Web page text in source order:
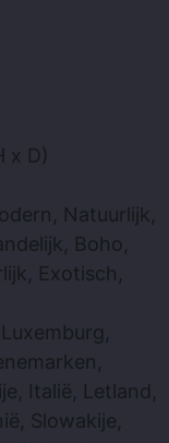
x D)
Natuurlijk,
Boho,
Exotisch,
Italië, Letland,
Slowakije,